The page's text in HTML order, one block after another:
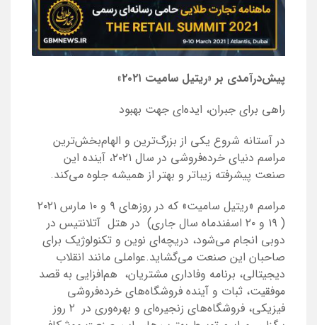
پیش‌درآمدی بر «ریتیل سامیت ۲۰۲۱»
راهی برای جبران، ایده‌ای جهت بهبود
در آستانه شروع یکی از بزرگ‌ترین و الهام‌بخش‌ترین
مراسم دنیای خرده‌فروشی در سال ۲۰۲۱، آینده این
صنعت پیشرفته زیباتر و بهتر از همیشه جلوه می‌کند.
مراسم «ریتیل سامیت» که در روزهای ۹ و ۱۰ مارس ۲۰۲۱
( ۱۹ و ۲۰ اسفندماه سال جاری) در هتل آتلانتیس در
دوبی انجام می‌شود، دریچه‌ای نوین و تکنولوژیک برای
صاحبان این صنعت می‌گشاید.عواملی مانند انقلاب
دیجیتالی، برنامه وفاداری مشتریان، هم‌افزایی به قصد
موفقیت، ثبات و آینده فروشگاه‌های خرده‌فروشی
فیزیکی، فروشگاه‌های زنجیره‌ای و بهره‌وری در ۲ روز